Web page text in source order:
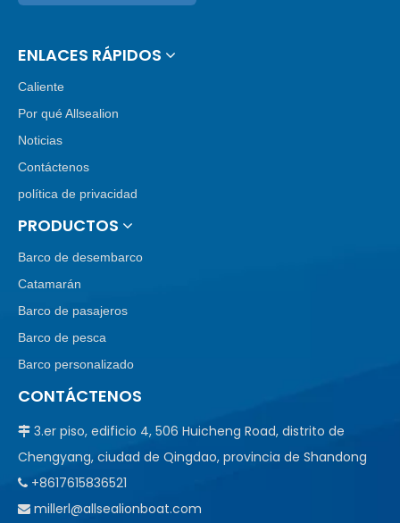
ENLACES RÁPIDOS
Caliente
Por qué Allsealion
Noticias
Contáctenos
política de privacidad
PRODUCTOS
Barco de desembarco
Catamarán
Barco de pasajeros
Barco de pesca
Barco personalizado
CONTÁCTENOS
 3.er piso, edificio 4, 506 Huicheng Road, distrito de
Chengyang, ciudad de Qingdao, provincia de Shandong
 +8617615836521
 millerl@allsealionboat.com